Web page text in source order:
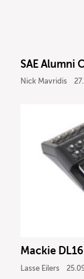
SAE Alumni
Nick Mavridis
Mackie
Lasse Eilers